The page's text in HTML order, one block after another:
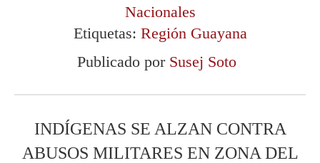
Nacionales
Etiquetas: Región Guayana
Publicado por Susej Soto
INDÍGENAS SE ALZAN CONTRA
ABUSOS MILITARES EN ZONA DEL